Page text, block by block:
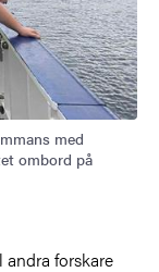
med
ombord på
forskare